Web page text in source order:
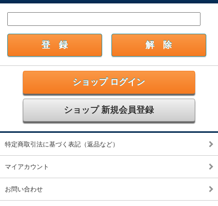
ショップ ログイン
ショップ 新規会員登録
特定商取引法に基づく表記（返品など）
マイアカウント
お問い合わせ